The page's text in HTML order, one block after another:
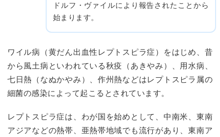
ドルフ・ヴァイルにより報告されたことから
始まります。
ワイル病（黄だん出血性レプトスピラ症）をはじめ、昔
から風土病といわれている秋疫（あきやみ）、用水病、
七日熱（なぬかやみ）、作州熱などはレプトスピラ属の
細菌の感染によって起こるとされています。
レプトスピラ症は、わが国を始めとして、中南米、東南
アジアなどの熱帯、亜熱帯地域でも流行があり、東南ア